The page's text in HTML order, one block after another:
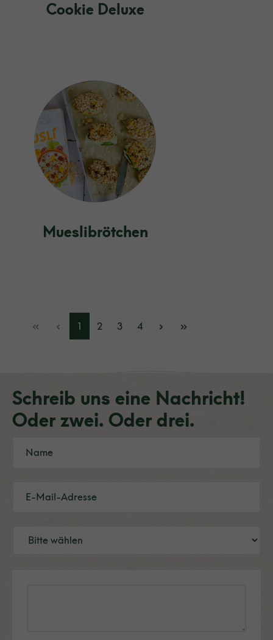
Cookie Deluxe
Mueslibrötchen
1 2 3 4
Schreib uns eine Nachricht!
Oder zwei. Oder drei.